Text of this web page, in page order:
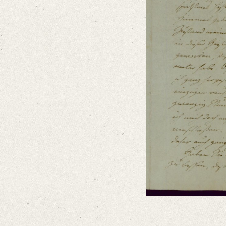
Bamberg, Claudia
Varwig, Olivia